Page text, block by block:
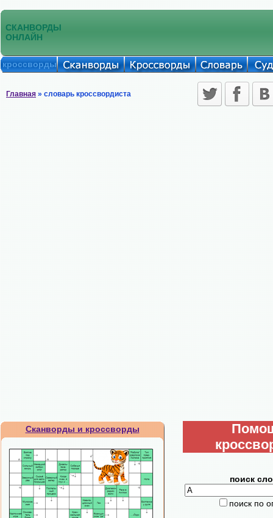
СКАНВОРДЫ
ОНЛАЙН
кроссворды
Главная » словарь кроссвордиста
Сканворды и кроссворды
поиск
поиск по